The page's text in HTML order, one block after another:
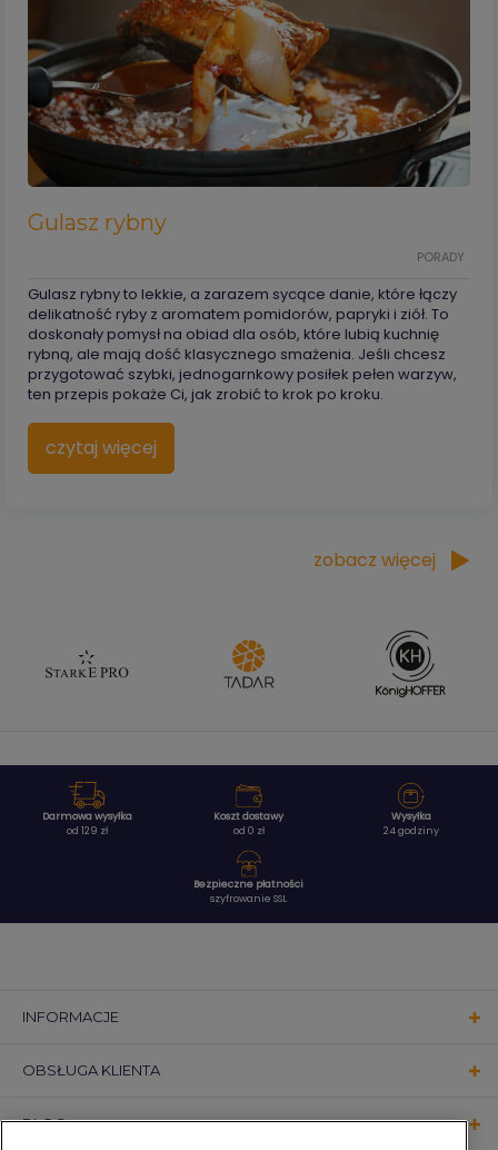
Gulasz rybny
PORADY
Gulasz rybny to lekkie, a zarazem sycące danie, które łączy
delikatność ryby z aromatem pomidorów, papryki i ziół. To
doskonały pomysł na obiad dla osób, które lubią kuchnię
rybną, ale mają dość klasycznego smażenia. Jeśli chcesz
przygotować szybki, jednogarnkowy posiłek pełen warzyw,
ten przepis pokaże Ci, jak zrobić to krok po kroku.
czytaj więcej
zobacz więcej
Darmowa wysyłka
od 129 zł
Koszt dostawy
od 0 zł
Wysyłka
24 godziny
Bezpieczne płatności
szyfrowanie SSL
INFORMACJE
OBSŁUGA KLIENTA
BLOG